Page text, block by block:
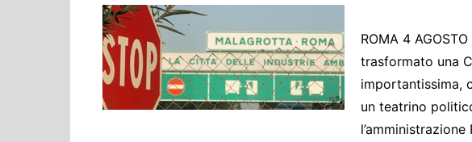
Rai
Cultura ed Istruzione
Difesa
Eventi
ROMA 4
trasformato una
importantissima,
un teatrino